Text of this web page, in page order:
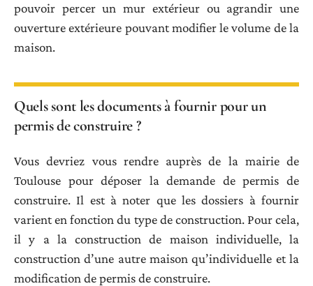
pouvoir percer un mur extérieur ou agrandir une
ouverture extérieure pouvant modifier le volume de la
maison.
Quels sont les documents à fournir pour un
permis de construire ?
Vous devriez vous rendre auprès de la mairie de
Toulouse pour déposer la demande de permis de
construire. Il est à noter que les dossiers à fournir
varient en fonction du type de construction. Pour cela,
il y a la construction de maison individuelle, la
construction d’une autre maison qu’individuelle et la
modification de permis de construire.